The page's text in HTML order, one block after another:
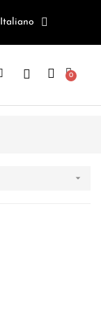
Italiano
